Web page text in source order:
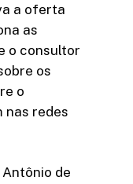
a oferta
as
o consultor
os
o
nas redes
de